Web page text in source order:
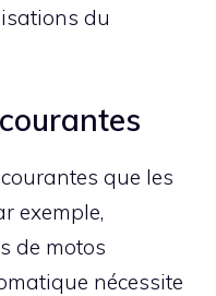
du
que les
exemple,
de motos
nécessite